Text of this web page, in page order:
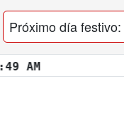
Próximo día festivo: